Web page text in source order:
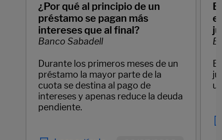
¿Por qué al principio de un
préstamo se pagan más
intereses que al final?
Banco Sabadell
Durante los primeros meses de un
préstamo la mayor parte de la
cuota se destina al pago de
intereses y apenas reduce la deuda
pendiente.